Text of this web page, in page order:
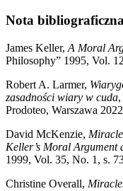
Nota
James Keller, A Moral
Philosophy” 1995, Vol.
Robert A. Larmer,
zasadności wiary w cuda
Prodoteo, Warszawa
David McKenzie,
Keller’s Moral Argument
1999, Vol. 35, No. 1, s.
Christine Overall,